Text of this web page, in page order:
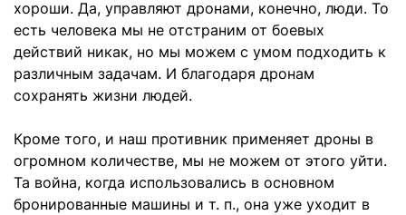
хороши. Да, управляют дронами, конечно, люди. То
есть человека мы не отстраним от боевых
действий никак, но мы можем с умом подходить к
различным задачам. И благодаря дронам
сохранять жизни людей.
Кроме того, и наш противник применяет дроны в
огромном количестве, мы не можем от этого уйти.
Та война, когда использовались в основном
бронированные машины и т. п., она уже уходит в